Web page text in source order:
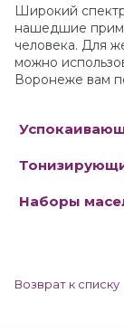
Широкий
нашедшие
человека. Для
можно
Воронеже вам
Наборы
Возврат к списку